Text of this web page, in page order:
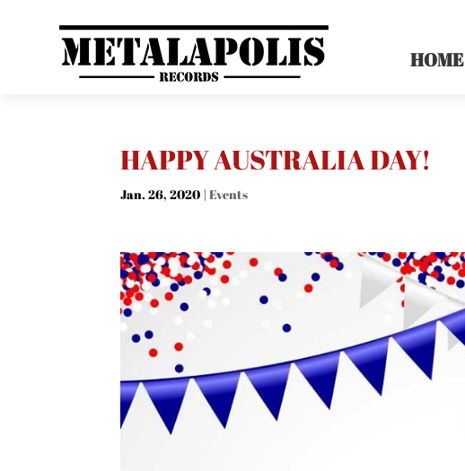
HOME
HAPPY AUSTRALIA DAY!
Jan. 26, 2020 |Events